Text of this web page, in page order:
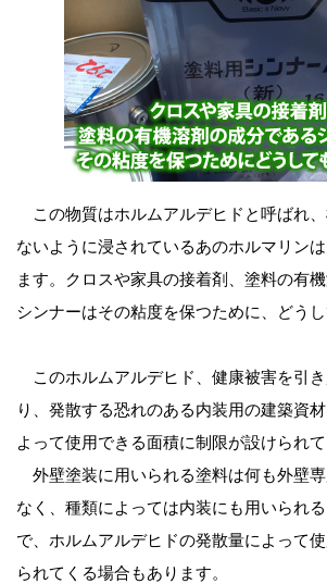
この物質はホルムアルデヒドと呼ばれ
ないように浸されているあのホルマリン
ます。クロスや家具の接着剤、塗料の有
シンナーはその粘度を保つために、どうし
このホルムアルデヒド、健康被害を引
り、発散する恐れのある内装用の建築資
よって使用できる面積に制限が設けられて
外壁塗装に用いられる塗料は何も外壁
なく、種類によっては内装にも用いられ
で、ホルムアルデヒドの発散量によって
られてくる場合もあります。